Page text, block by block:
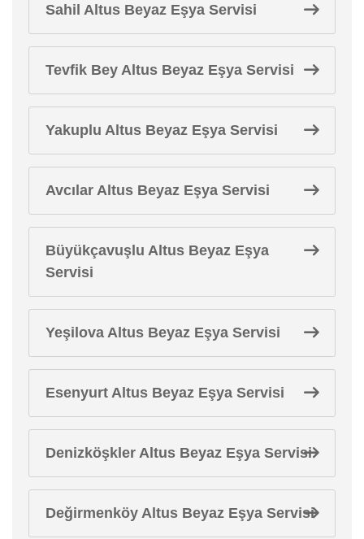
Sahil Altus Beyaz Eşya Servisi
Tevfik Bey Altus Beyaz Eşya Servisi
Yakuplu Altus Beyaz Eşya Servisi
Avcılar Altus Beyaz Eşya Servisi
Büyükçavuşlu Altus Beyaz Eşya
Servisi
Yeşilova Altus Beyaz Eşya Servisi
Esenyurt Altus Beyaz Eşya Servisi
Denizköşkler Altus Beyaz Eşya Servisi
Değirmenköy Altus Beyaz Eşya Servisi